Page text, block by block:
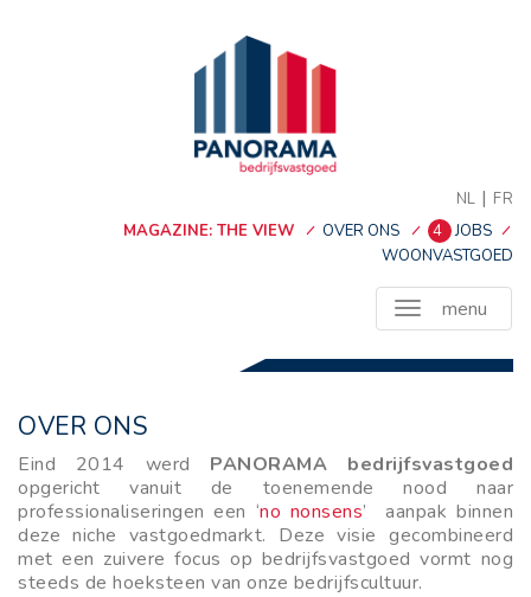
NL | FR
MAGAZINE: THE VIEW
OVER ONS 4 JOBS
WOONVASTGOED
menu
OVER ONS
Eind 2014 werd PANORAMA bedrijfsvastgoed
opgericht vanuit de toenemende nood naar
professionaliseringen een ‘no nonsens’
aanpak binnen
deze niche vastgoedmarkt. Deze visie gecombineerd
met een zuivere focus op bedrijfsvastgoed vormt nog
steeds de hoeksteen van onze bedrijfscultuur.